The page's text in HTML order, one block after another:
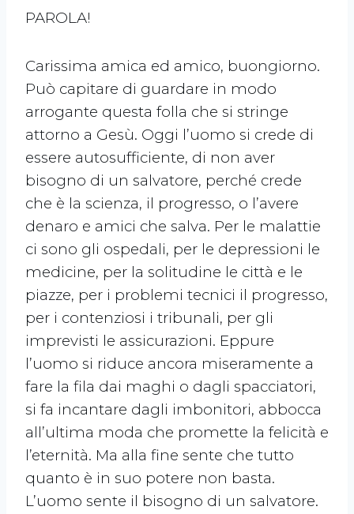
PAROLA!
Carissima amica ed amico, buongiorno.
Può capitare di guardare in modo
arrogante questa folla che si stringe
attorno a Gesù. Oggi l’uomo si crede di
essere autosufficiente, di non aver
bisogno di un salvatore, perché crede
che è la scienza, il progresso, o l’avere
denaro e amici che salva. Per le malattie
ci sono gli ospedali, per le depressioni le
medicine, per la solitudine le città e le
piazze, per i problemi tecnici il progresso,
per i contenziosi i tribunali, per gli
imprevisti le assicurazioni. Eppure
l’uomo si riduce ancora miseramente a
fare la fila dai maghi o dagli spacciatori,
si fa incantare dagli imbonitori, abbocca
all’ultima moda che promette la felicità e
l’eternità. Ma alla fine sente che tutto
quanto è in suo potere non basta.
L’uomo sente il bisogno di un salvatore.